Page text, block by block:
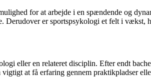
for at arbejde i en spændende og
er sportspsykologi et felt i
eller en relateret disciplin. Efter endt
at få erfaring gennem praktikpladser